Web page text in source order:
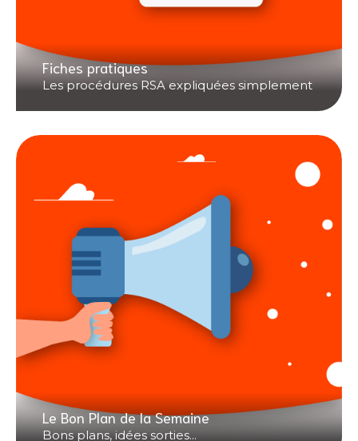
Fiches pratiques
Les procédures RSA expliquées simplement
Le Bon Plan de la Semaine
Bons plans, idées sorties...